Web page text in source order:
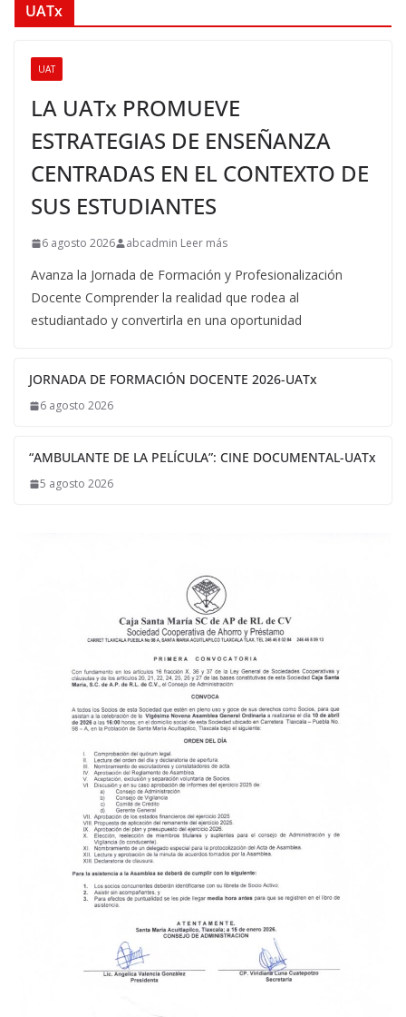
UATx
UAT
LA UATx PROMUEVE
ESTRATEGIAS DE ENSEÑANZA
CENTRADAS EN EL CONTEXTO DE
SUS ESTUDIANTES
6 agosto 2026 abcadmin Leer más
Avanza la Jornada de Formación y Profesionalización
Docente Comprender la realidad que rodea al
estudiantado y convertirla en una oportunidad
JORNADA DE FORMACIÓN DOCENTE 2026-UATx
6 agosto 2026
“AMBULANTE DE LA PELÍCULA”: CINE DOCUMENTAL-UATx
5 agosto 2026